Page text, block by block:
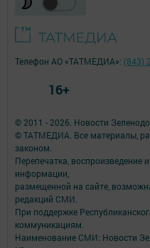
© 2011 - 2026. Новости
© ТАТМЕДИА. Все материалы,
законом.
Перепечатка,
информации,
размещенной на сайте,
редакций СМИ.
При поддержке
коммуникациям.
Наименование СМИ: Новости
Телефон АО «ТАТМЕДИА»: (843)
16+